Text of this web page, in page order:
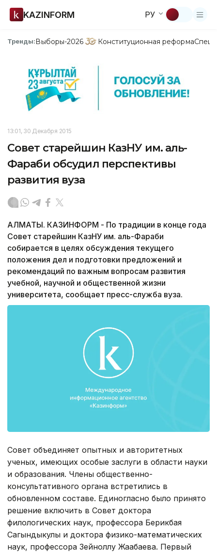
KAZINFORM РУ
Тренды:Выборы-2026 Конституционная реформа
13:01, 30 Декабря 2015
Совет старейшин КазНУ им. аль-
Фараби обсудил перспективы
развития вуза
АЛМАТЫ. КАЗИНФОРМ - По традиции в конце года
Совет старейшин КазНУ им. аль-Фараби
собирается в целях обсуждения текущего
положения дел и подготовки предложений и
рекомендаций по важным вопросам развития
учебной, научной и общественной жизни
университета, сообщает пресс-служба вуза.
Совет объединяет опытных и авторитетных
ученых, имеющих особые заслуги в области науки
и образования. Члены общественно-
консультативного органа встретились в
обновленном составе. Единогласно было принято
решение включить в Совет доктора
филологических наук, профессора Берикбая
Сагындыкулы и доктора физико-математических
наук, профессора Зейноллу Жаңабаева. Первый